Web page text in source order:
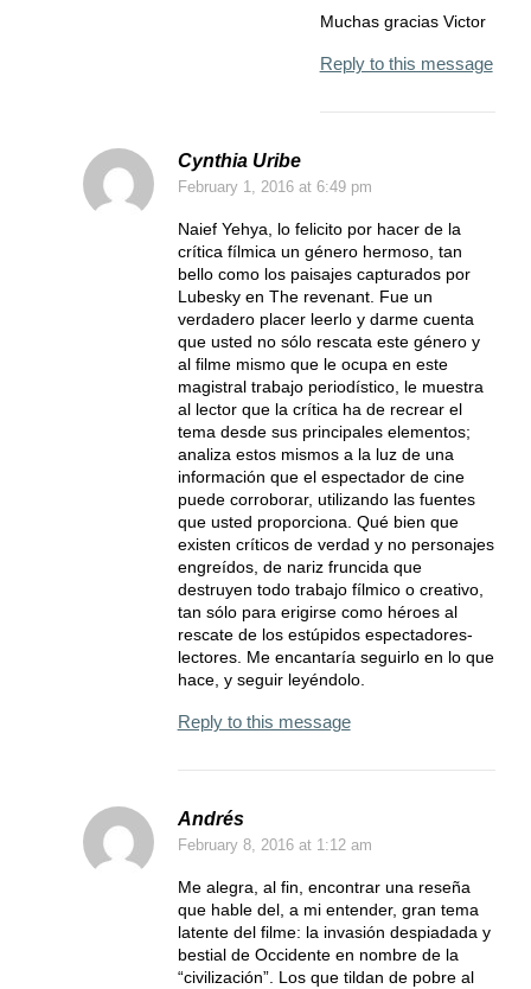
Muchas gracias Victor
Reply to this message
Cynthia Uribe
February 1, 2016at 6:49 pm
Naief Yehya, lo felicito por hacer de la
crítica fílmica un género hermoso, tan
bello como los paisajes capturados por
Lubesky en The revenant. Fue un
verdadero placer leerlo y darme cuenta
que usted no sólo rescata este género y
al filme mismo que le ocupa en este
magistral trabajo periodístico, le muestra
al lector que la crítica ha de recrear el
tema desde sus principales elementos;
analiza estos mismos a la luz de una
información que el espectador de cine
puede corroborar, utilizando las fuentes
que usted proporciona. Qué bien que
existen críticos de verdad y no personajes
engreídos, de nariz fruncida que
destruyen todo trabajo fílmico o creativo,
tan sólo para erigirse como héroes al
rescate de los estúpidos espectadores-
lectores. Me encantaría seguirlo en lo que
hace, y seguir leyéndolo.
Reply to this message
Andrés
February 8, 2016at 1:12 am
Me alegra, al fin, encontrar una reseña
que hable del, a mi entender, gran tema
latente del filme: la invasión despiadada y
bestial de Occidente en nombre de la
“civilización”. Los que tildan de pobre al